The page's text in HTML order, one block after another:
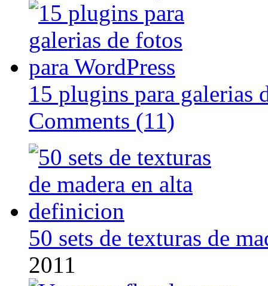
15 plugins para galerias
Comments (11)
50 sets de texturas de
2011